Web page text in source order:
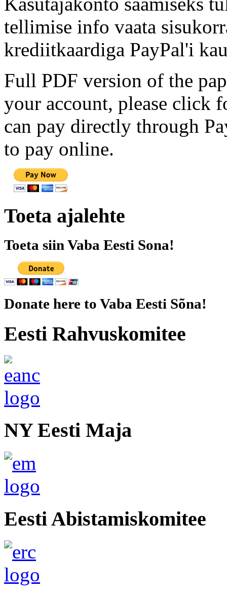
tellimise info vaata
krediitkaardiga PayPal'i
Full PDF version of the
your account, please click
can pay directly through
to pay online.
Toeta ajalehte
Toeta siin Vaba Eesti Sona!
Donate here to Vaba Eesti Sõna!
Eesti Rahvuskomitee
NY Eesti Maja
Eesti Abistamiskomitee